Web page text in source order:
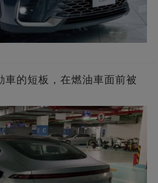
車的短板，在燃油車面前被